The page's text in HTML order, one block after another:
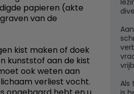
papieren (akte
van de
kist maken of doek
kunststof aan de kist
ook weten aan
verliest vocht.
Als